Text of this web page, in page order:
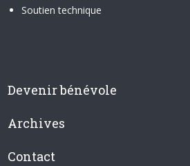
Soutien technique
Devenir bénévole
Archives
Contact